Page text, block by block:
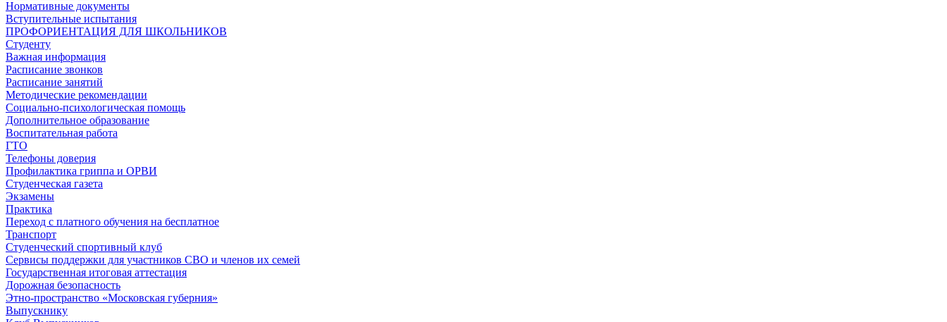
Нормативные документы
Вступительные испытания
ПРОФОРИЕНТАЦИЯ ДЛЯ ШКОЛЬНИКОВ
Студенту
Важная информация
Расписание звонков
Расписание занятий
Методические рекомендации
Социально-психологическая помощь
Дополнительное образование
Воспитательная работа
ГТО
Телефоны доверия
Профилактика гриппа и ОРВИ
Cтуденческая газета
Экзамены
Практика
Переход с платного обучения на бесплатное
Транспорт
Студенческий спортивный клуб
Сервисы поддержки для участников СВО и членов их семей
Государственная итоговая аттестация
Дорожная безопасность
Этно-пространство «Московская губерния»
Выпускнику